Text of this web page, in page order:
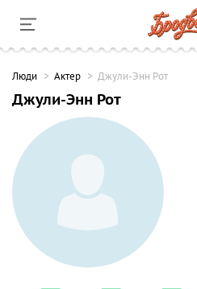
Люди Актер Джули-Энн Рот
Джули-Энн Рот